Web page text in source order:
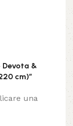
Devota &
cm)”
una